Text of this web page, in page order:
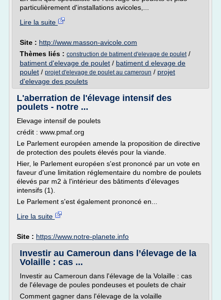
particulièrement d'installations avicoles,...
Lire la suite
Site : http://www.masson-avicole.com
Thèmes liés : construction de batiment d'elevage de poulet/
batiment d'elevage de poulet / batiment d elevage de
poulet / projet d'elevage de poulet au cameroun / projet
d'elevage des poulets
L'aberration de l'élevage intensif des
poulets - notre ...
Elevage intensif de poulets
crédit : www.pmaf.org
Le Parlement européen amende la proposition de directive
de protection des poulets élevés pour la viande.
Hier, le Parlement européen s'est prononcé par un vote en
faveur d'une limitation réglementaire du nombre de poulets
élevés par m2 à l'intérieur des bâtiments d'élevages
intensifs (1).
Le Parlement s'est également prononcé en...
Lire la suite
Site : https://www.notre-planete.info
Investir au Cameroun dans l’élevage de la
Volaille : cas ...
Investir au Cameroun dans l'élevage de la Volaille : cas
de l'élevage de poules pondeuses et poulets de chair
Comment gagner dans l'élevage de la volaille